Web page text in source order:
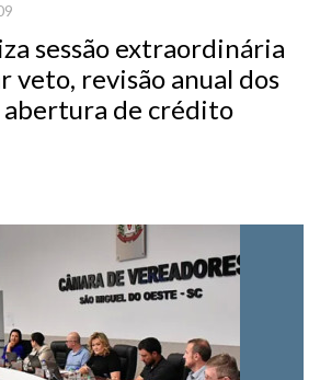
sessão extraordinária
veto, revisão anual dos
abertura de crédito